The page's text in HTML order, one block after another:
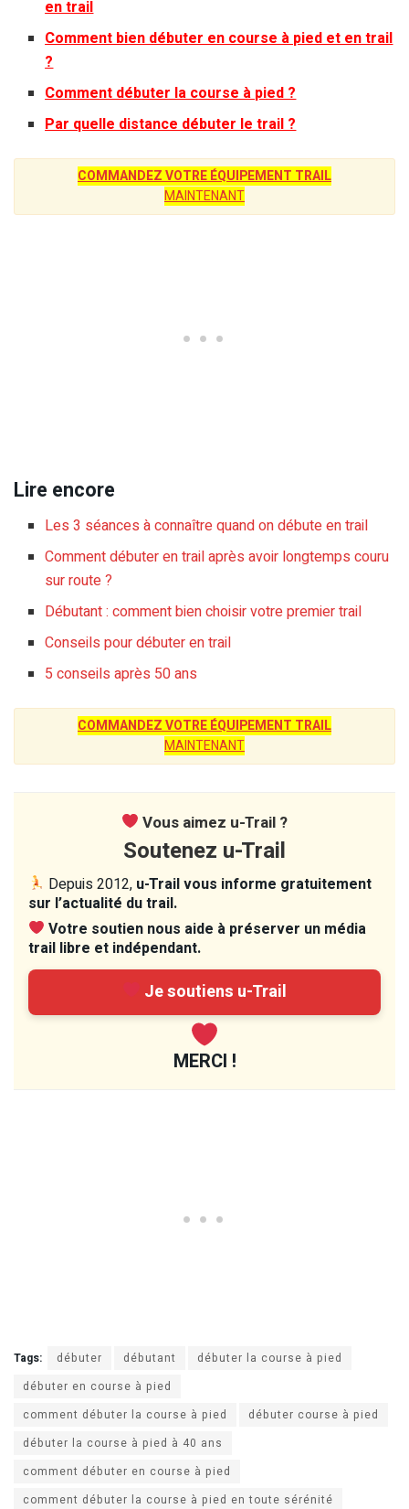
en trail
Comment bien débuter en course à pied et en trail
?
Comment débuter la course à pied ?
Par quelle distance débuter le trail ?
COMMANDEZ VOTRE ÉQUIPEMENT TRAIL
MAINTENANT
Lire encore
Les 3 séances à connaître quand on débute en trail
Comment débuter en trail après avoir longtemps couru
sur route ?
Débutant : comment bien choisir votre premier trail
Conseils pour débuter en trail
5 conseils après 50 ans
COMMANDEZ VOTRE ÉQUIPEMENT TRAIL
MAINTENANT
Vous aimez u-Trail ?
Soutenez u-Trail
Depuis 2012, u-Trail vous informe gratuitement
sur l’actualité du trail.
Votre soutien nous aide à préserver un média
trail libre et indépendant.
Je soutiens u-Trail
MERCI !
Tags: débuter débutant
débuter la course à pied
débuter en course à pied
comment débuter la course à pied
débuter course à pied
débuter la course à pied à 40 ans
comment débuter en course à pied
comment débuter la course à pied en toute sérénité